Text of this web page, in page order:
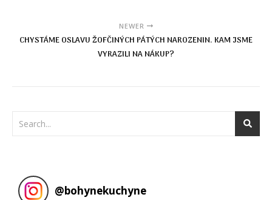
NEWER
CHYSTÁME OSLAVU ŽOFČINÝCH PÁTÝCH NAROZENIN. KAM JSME
VYRAZILI NA NÁKUP?
@bohynekuchyne